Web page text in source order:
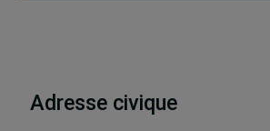
Adresse civique